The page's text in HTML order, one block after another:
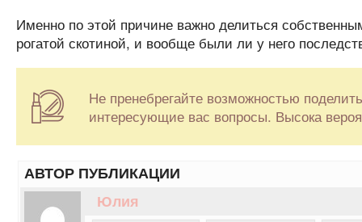
Именно по этой причине важно делиться
рогатой скотиной, и вообще были ли у него
Не пренебрегайте возможностью
интересующие вас вопросы. Высока
АВТОР ПУБЛИКАЦИИ
Юлия